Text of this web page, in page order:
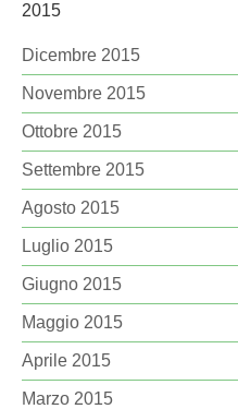
2015
Dicembre 2015
Novembre 2015
Ottobre 2015
Settembre 2015
Agosto 2015
Luglio 2015
Giugno 2015
Maggio 2015
Aprile 2015
Marzo 2015